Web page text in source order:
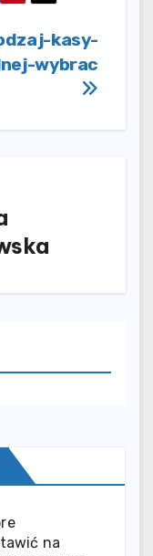
kasy-
wybrac
na